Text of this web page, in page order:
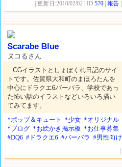
| 更新日:2010/02/02 | ID:570 |報告
Scarabe Blue
ヌコるさん
CGイラストとしょぼくれ日記のサイ
トです。佐賀県大和町のまほろたんを
中心にドラクエ6バーバラ、学校であっ
た怖い話のイラストなどいろいろ描い
てみてます。
*ポップ＆キュート
*少女 *オリジナル
*ブログ *お絵かき掲示板 *お仕事募集
#DQ6 #ドラクエ6 #バーバラ #男性向け